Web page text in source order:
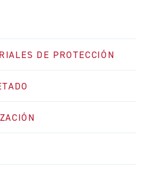
DE PROTECCIÓN